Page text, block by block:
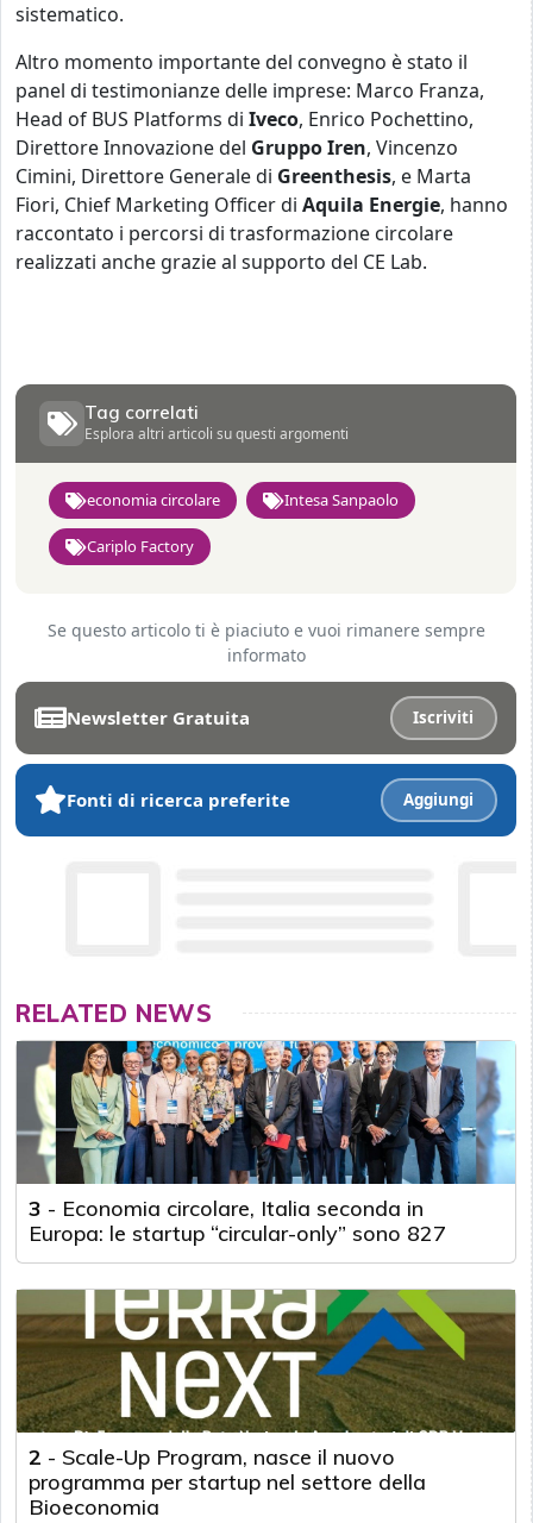
sistematico.
Altro momento importante del convegno è stato il
panel di testimonianze delle imprese: Marco Franza,
Head of BUS Platforms di Iveco, Enrico Pochettino,
Direttore Innovazione del Gruppo Iren, Vincenzo
Cimini, Direttore Generale di Greenthesis, e Marta
Fiori, Chief Marketing Officer di Aquila Energie, hanno
raccontato i percorsi di trasformazione circolare
realizzati anche grazie al supporto del CE Lab.
Tag correlati
Esplora altri articoli su questi argomenti
economia circolare Intesa Sanpaolo
Cariplo Factory
Se questo articolo ti è piaciuto e vuoi rimanere sempre
informato
Newsletter Gratuita Iscriviti
Fonti di ricerca preferite Aggiungi
RELATED NEWS
3 - Economia circolare, Italia seconda in
Europa: le startup “circular-only” sono 827
2 - Scale-Up Program, nasce il nuovo
programma per startup nel settore della
Bioeconomia